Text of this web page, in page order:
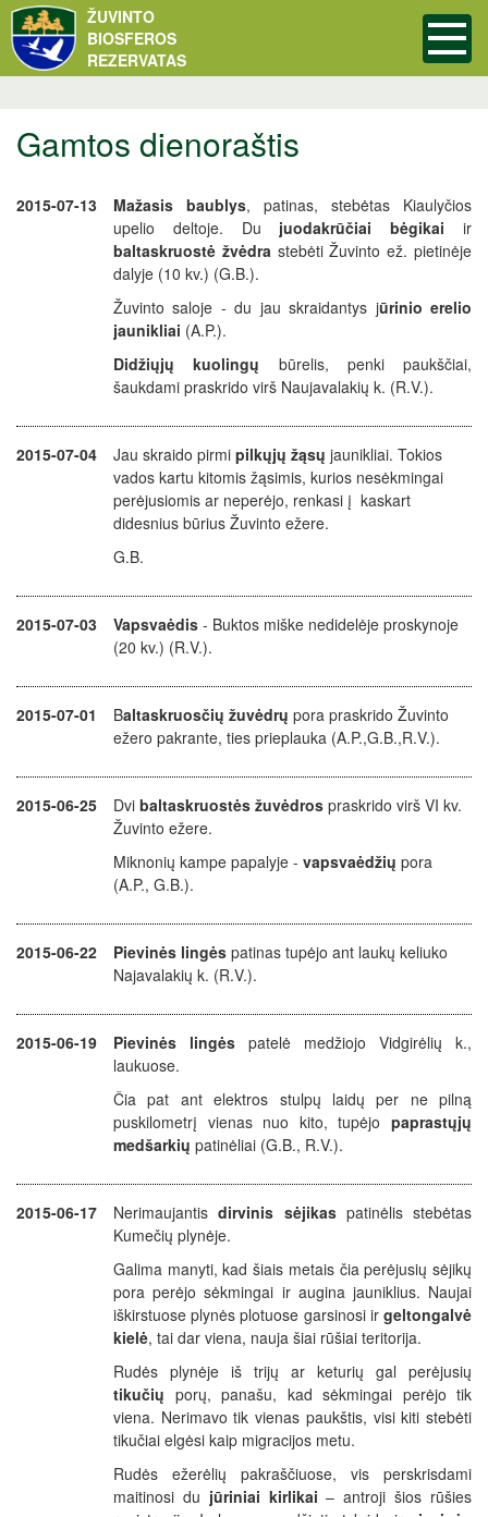
ŽUVINTO
BIOSFEROS
REZERVATAS
Gamtos dienoraštis
2015-07-13 Mažasis baublys, patinas, stebėtas Kiaulyčios
upelio deltoje. Du juodakrūčiai bėgikai ir
baltaskruostė žvėdrastebėti Žuvinto ež. pietinėje
dalyje (10 kv.) (G.B.).
Žuvinto saloje - du jau skraidantys jūrinio erelio
jaunikliai (A.P.).
Didžiųjų kuolingų būrelis, penki paukščiai,
šaukdami praskrido virš Naujavalakių k. (R.V.).
2015-07-04 Jau skraido pirmi pilkųjų žąsų jaunikliai. Tokios
vados kartu kitomis žąsimis, kurios nesėkmingai
perėjusiomis ar neperėjo, renkasi į kaskart
didesnius būrius Žuvinto ežere.
G.B.
2015-07-03 Vapsvaėdis - Buktos miške nedidelėje proskynoje
(20 kv.) (R.V.).
2015-07-01 Baltaskruosčių žuvėdrų pora praskrido Žuvinto
ežero pakrante, ties prieplauka (A.P.,G.B.,R.V.).
2015-06-25 Dvi baltaskruostės žuvėdros praskrido virš VI kv.
Žuvinto ežere.
Miknonių kampe papalyje - vapsvaėdžių pora
(A.P., G.B.).
2015-06-22 Pievinės lingės patinas tupėjo ant laukų keliuko
Najavalakių k. (R.V.).
2015-06-19 Pievinės lingės patelė medžiojo Vidgirėlių k.,
laukuose.
Čia pat ant elektros stulpų laidų per ne pilną
puskilometrį vienas nuo kito, tupėjo paprastųjų
medšarkių patinėliai (G.B., R.V.).
2015-06-17 Nerimaujantisdirvinis sėjikaspatinėlis stebėtas
Kumečių plynėje.
Galima manyti, kad šiais metais čia perėjusių sėjikų
pora perėjo sėkmingai ir augina jauniklius. Naujai
iškirstuose plynės plotuose garsinosi ir geltongalvė
kielė, tai dar viena, nauja šiai rūšiai teritorija.
Rudės plynėje iš trijų ar keturių gal perėjusių
tikučių porų, panašu, kad sėkmingai perėjo tik
viena. Nerimavo tik vienas paukštis, visi kiti stebėti
tikučiai elgėsi kaip migracijos metu.
Rudės ežerėlių pakraščiuose, vis perskrisdami
maitinosi du jūriniai kirlikai – antroji šios rūšies